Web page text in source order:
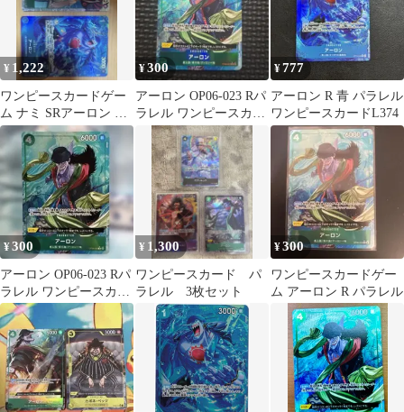
¥ 1,222
ワンピースカードゲー
ム ナミ SRアーロン R
パラレル2枚セット
¥300
アーロン OP06-023 Rパ
ラレル ワンピースカー
ド002
¥777
アーロン R 青 パラレル
ワンピースカードL374
¥300
アーロン OP06-023 Rパ
ラレル ワンピースカー
ド002
¥ 1,300
ワンピースカード パ
ラレル 3枚セット
¥300
ワンピースカードゲー
ム アーロン R パラレル